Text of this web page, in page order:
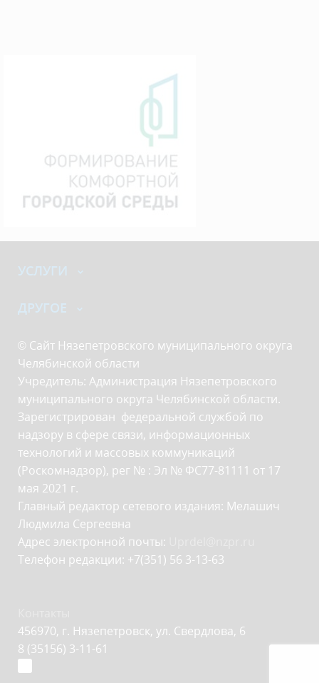
УСЛУГИ
ДРУГОЕ
© Сайт Нязепетровского муниципального округа
Челябинской области
Учредитель: Администрация Нязепетровского
муниципального округа Челябинской области.
Зарегистрирован федеральной службой по
надзору в сфере связи, информационных
технологий и массовых коммуникаций
(Роскомнадзор), рег № : Эл № ФС77-81111 от 17
мая 2021 г.
Главный редактор сетевого издания: Мелашич
Людмила Сергеевна
Адрес электронной почты:
Телефон редакции: +7(351) 56 3-13-63
456970, г. Нязепетровск, ул. Свердлова, 6
8 (35156) 3-11-61